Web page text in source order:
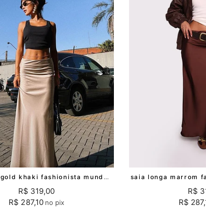
saia longa gold khaki fashionista mundo lolita
R$ 319,00
R$ 287,10 no pix
R$
R$